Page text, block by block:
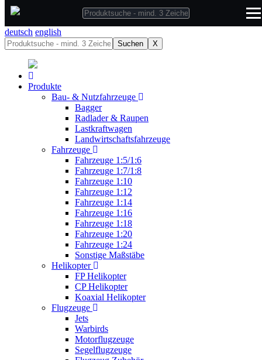
deutsch english
Suchen X
Produkte
Bau- & Nutzfahrzeuge
Bagger
Radlader & Raupen
Lastkraftwagen
Landwirtschaftsfahrzeuge
Fahrzeuge
Fahrzeuge 1:5/1:6
Fahrzeuge 1:7/1:8
Fahrzeuge 1:10
Fahrzeuge 1:12
Fahrzeuge 1:14
Fahrzeuge 1:16
Fahrzeuge 1:18
Fahrzeuge 1:20
Fahrzeuge 1:24
Sonstige Maßstäbe
Helikopter
FP Helikopter
CP Helikopter
Koaxial Helikopter
Flugzeuge
Jets
Warbirds
Motorflugzeuge
Segelflugzeuge